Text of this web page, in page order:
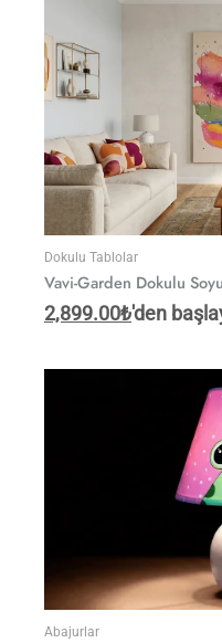
Dokulu Tablolar
Vavi-Garden Dokulu
2,899.00₺'den
Abajurlar